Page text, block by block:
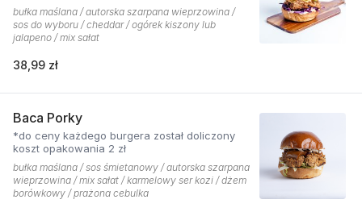
bułka maślana / autorska szarpana wieprzowina /
sos do wyboru / cheddar / ogórek kiszony lub
jalapeno / mix sałat
38,99 zł
Baca Porky
*do ceny każdego burgera został doliczony
koszt opakowania 2 zł
bułka maślana / sos śmietanowy / autorska szarpana
wieprzowina / mix sałat / karmelowy ser kozi / dżem
borówkowy / prażona cebulka